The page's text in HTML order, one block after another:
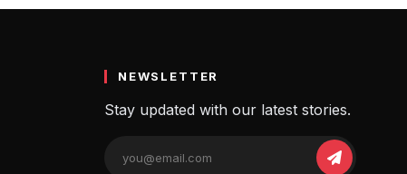
NEWSLETTER
Stay updated with our latest stories.